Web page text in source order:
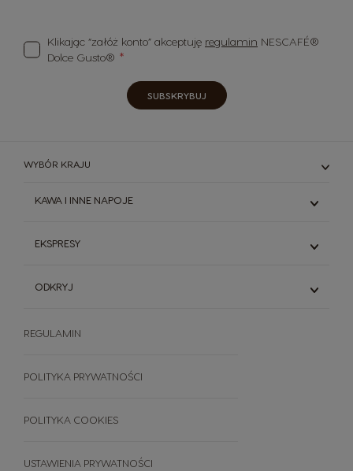
Klikając “załóż konto” akceptuję regulamin NESCAFÉ®
Dolce Gusto®
SUBSKRYBUJ
WYBÓR KRAJU
KAWA I INNE NAPOJE
Kawy Czarne
Napoje kakaowe
Wszystkie smaki
EKSPRESY
Akcesoria
ODKRYJ
Świat Kawy
FAQ
REGULAMIN
POLITYKA PRYWATNOŚCI
POLITYKA COOKIES
USTAWIENIA PRYWATNOŚCI